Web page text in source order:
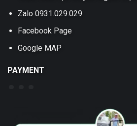
Zalo 0931.029.029
Facebook Page
Google MAP
PAYMENT